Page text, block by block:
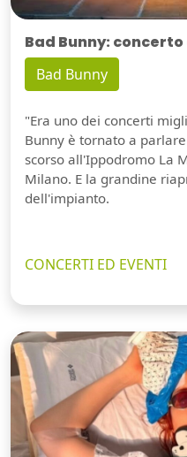
Bad Bunny:
Bad Bunny
"Era uno dei concerti
Bunny è tornato a
scorso all'Ippodromo La
Milano. E la grandine
dell'impianto.
CONCERTI ED EVENTI